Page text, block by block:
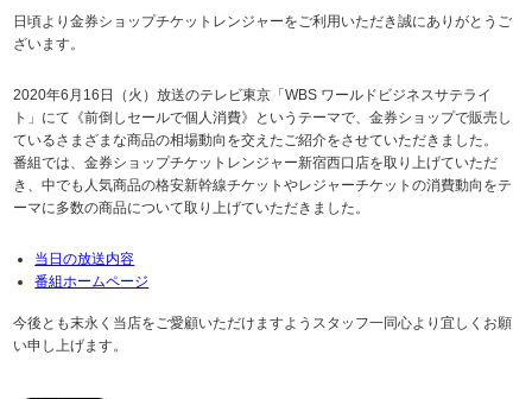
日頃より金券ショップチケットレンジャーをご利用いただき誠にありがとうご
ざいます。
2020年6月16日（火）放送のテレビ東京「WBS ワールドビジネスサテライ
ト」にて《前倒しセールで個人消費》というテーマで、金券ショップで販売し
ているさまざまな商品の相場動向を交えたご紹介をさせていただきました。
番組では、金券ショップチケットレンジャー新宿西口店を取り上げていただ
き、中でも人気商品の格安新幹線チケットやレジャーチケットの消費動向をテ
ーマに多数の商品について取り上げていただきました。
当日の放送内容
番組ホームページ
今後とも末永く当店をご愛顧いただけますようスタッフ一同心より宜しくお願
い申し上げます。